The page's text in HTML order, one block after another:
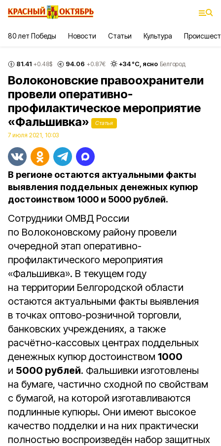
80 лет Победы Новости Статьи Культура
81.41 +0.48$ 94.06 +0.87€ +34°С, ясно Белгород
Волоконовские правоохранители
провели оперативно-
профилактическое мероприятие
«Фальшивка»
Статья
7 июля 2021, 10:03
В регионе остаются актуальными факты
выявления поддельных денежных купюр
достоинством 1000 и 5000 рублей.
Сотрудники ОМВД России
по Волоконовскому району провели
очередной этап оперативно-
профилактического мероприятия
«Фальшивка». В текущем году
на территории Белгородской области
остаются актуальными факты выявления
в точках оптово-розничной торговли,
банковских учреждениях, а также
расчётно-кассовых центрах поддельных
денежных купюр достоинством 1000
и 5000 рублей. Фальшивки изготовлены
на бумаге, частично сходной по свойствам
с бумагой, на которой изготавливаются
подлинные купюры. Они имеют высокое
качество подделки и на них практически
полностью воспроизведён набор защитных